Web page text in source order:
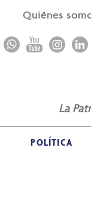
Quiénes
La
POLÍTICA